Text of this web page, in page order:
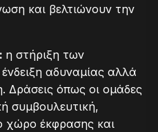
και βελτιώνουν την
η στήριξη των
αδυναμίας αλλά
Δράσεις όπως οι ομάδες
συμβουλευτική,
χώρο έκφρασης και